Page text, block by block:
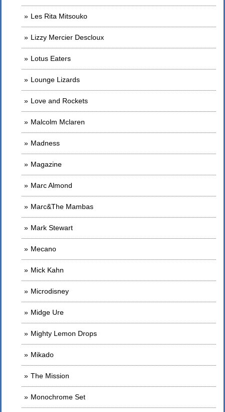
Les Rita Mitsouko
Lizzy Mercier Descloux
Lotus Eaters
Lounge Lizards
Love and Rockets
Malcolm Mclaren
Madness
Magazine
Marc Almond
Marc&The Mambas
Mark Stewart
Mecano
Mick Kahn
Microdisney
Midge Ure
Mighty Lemon Drops
Mikado
The Mission
Monochrome Set